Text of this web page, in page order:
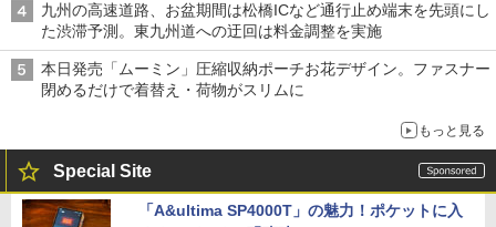
九州の高速道路、お盆期間は松橋ICなど通行止め端末を先頭にし
た渋滞予測。東九州道への迂回は料金調整を実施
本日発売「ムーミン」圧縮収納ポーチお花デザイン。ファスナー
閉めるだけで着替え・荷物がスリムに
もっと見る
Special Site
「A&ultima SP4000T」の魅力！ポケットに入